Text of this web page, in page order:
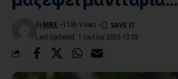
Last Updated: 1 Ιουλίου 2026 13:03
By MIKE 1106 Views